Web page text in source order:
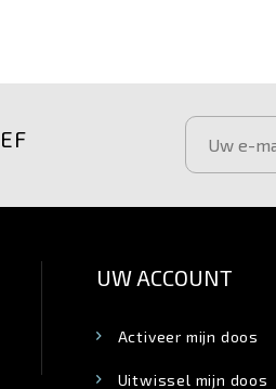
UW ACCOUNT
Activeer mijn doos
Uitwissel mijn doos